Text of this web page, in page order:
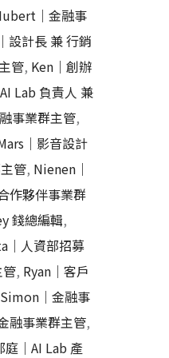
｜金融事
設計長 兼 行銷
管, Ken｜創辦
Lab 負責人 兼
事業群主管,
｜影音設計
管, Nienen｜
作夥伴事業群
錢總編輯,
｜人資部招募
, Ryan｜客戶
Simon｜金融事
融事業群主管,
庭｜AI Lab 產